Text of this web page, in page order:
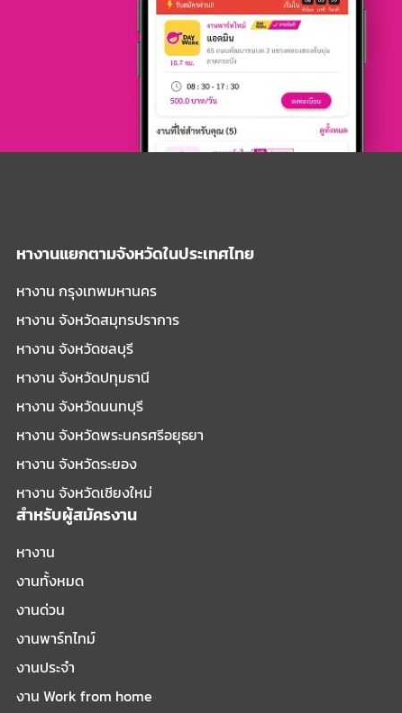
หางานแยกตามจังหวัดในประเทศไทย
หางาน กรุงเทพมหานคร
หางาน จังหวัดสมุทรปราการ
หางาน จังหวัดชลบุรี
หางาน จังหวัดปทุมธานี
หางาน จังหวัดนนทบุรี
หางาน จังหวัดพระนครศรีอยุธยา
หางาน จังหวัดระยอง
หางาน จังหวัดเชียงใหม่
สำหรับผู้สมัครงาน
หางาน
งานทั้งหมด
งานด่วน
งานพาร์ทไทม์
งานประจำ
งาน Work from home